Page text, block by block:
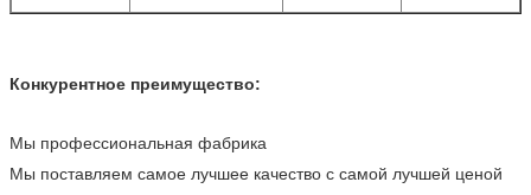
Конкурентное преимущество:
Мы профессиональная фабрика
Мы поставляем самое лучшее качество с самой лучшей ценой